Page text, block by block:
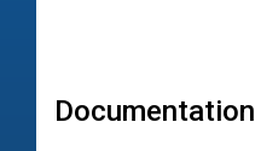
Documentation